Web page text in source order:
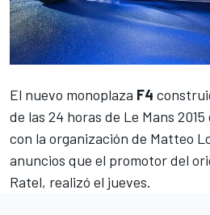
El nuevo monoplaza F4
de las 24 horas de Le Mans
con la organización de Matteo
anuncios que el promotor del
Ratel, realizó el jueves.